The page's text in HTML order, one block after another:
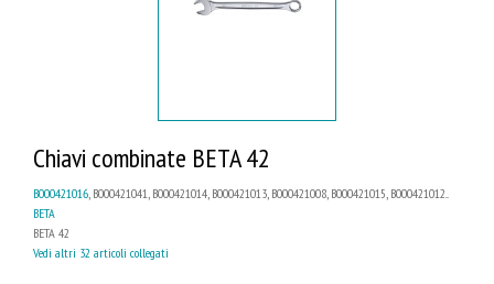
Chiavi combinate BETA 42
B000421016 , B000421041, B000421014, B000421013, B000421008, B000421015, B000421012...
BETA
BETA 42
Vedi altri 32 articoli collegati